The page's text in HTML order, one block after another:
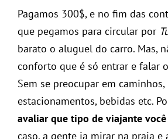
Pagamos 300$, e no fim das
que pegamos para circular por
barato o aluguel do carro. Mas,
conforto que é só entrar e falar
Sem se preocupar em caminhos,
estacionamentos, bebidas etc.
avaliar que tipo de viajante
caso, a gente ia mirar na praia e